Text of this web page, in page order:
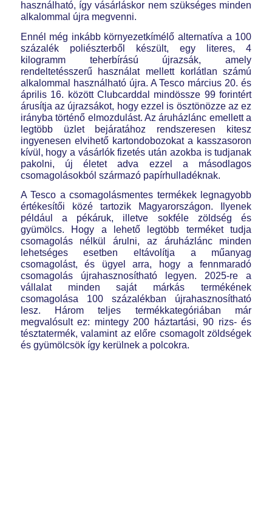
használható, így vásárláskor nem szükséges minden
alkalommal újra megvenni.
Ennél még inkább környezetkímélő alternatíva a 100
százalék poliészterből készült, egy literes, 4
kilogramm teherbírású újrazsák, amely
rendeltetésszerű használat mellett korlátlan számú
alkalommal használható újra. A Tesco március 20. és
április 16. között Clubcarddal mindössze 99 forintért
árusítja az újrazsákot, hogy ezzel is ösztönözze az ez
irányba történő elmozdulást. Az áruházlánc emellett a
legtöbb üzlet bejáratához rendszeresen kitesz
ingyenesen elvihető kartondobozokat a kasszasoron
kívül, hogy a vásárlók fizetés után azokba is tudjanak
pakolni, új életet adva ezzel a másodlagos
csomagolásokból származó papírhulladéknak.
A Tesco a csomagolásmentes termékek legnagyobb
értékesítői közé tartozik Magyarországon. Ilyenek
például a pékáruk, illetve sokféle zöldség és
gyümölcs. Hogy a lehető legtöbb terméket tudja
csomagolás nélkül árulni, az áruházlánc minden
lehetséges esetben eltávolítja a műanyag
csomagolást, és ügyel arra, hogy a fennmaradó
csomagolás újrahasznosítható legyen. 2025-re a
vállalat minden saját márkás termékének
csomagolása 100 százalékban újrahasznosítható
lesz. Három teljes termékkategóriában már
megvalósult ez: mintegy 200 háztartási, 90 rizs- és
tésztatermék, valamint az előre csomagolt zöldségek
és gyümölcsök így kerülnek a polcokra.